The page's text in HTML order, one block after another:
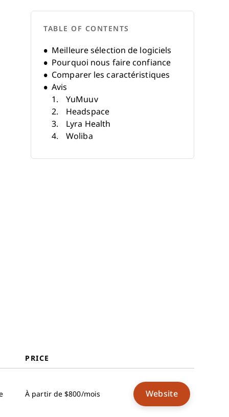
PRICE
À partir de $800/mois Website
TABLE OF CONTENTS
Meilleure sélection de logiciels
Pourquoi nous faire confiance
Comparer les caractéristiques
Avis
YuMuuv
Headspace
Lyra Health
Woliba
Yuna AI